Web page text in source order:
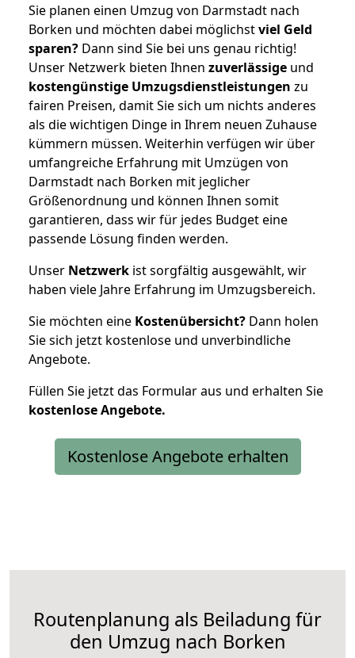
Sie planen einen Umzug von Darmstadt nach
Borken und möchten dabei möglichstviel Geld
sparen? Dann sind Sie bei uns genau richtig!
Unser Netzwerk bieten Ihnen zuverlässige und
kostengünstige Umzugsdienstleistungen zu
fairen Preisen, damit Sie sich um nichts anderes
als die wichtigen Dinge in Ihrem neuen Zuhause
kümmern müssen. Weiterhin verfügen wir über
umfangreiche Erfahrung mit Umzügen von
Darmstadt nach Borken mit jeglicher
Größenordnung und können Ihnen somit
garantieren, dass wir für jedes Budget eine
passende Lösung finden werden.
Unser Netzwerk ist sorgfältig ausgewählt, wir
haben viele Jahre Erfahrung im Umzugsbereich.
Sie möchten eine Kostenübersicht? Dann holen
Sie sich jetzt kostenlose und unverbindliche
Angebote.
Füllen Sie jetzt das Formular aus und erhalten Sie
kostenloseAngebote.
Kostenlose Angebote erhalten
Routenplanung als Beiladung für
den Umzug nach Borken